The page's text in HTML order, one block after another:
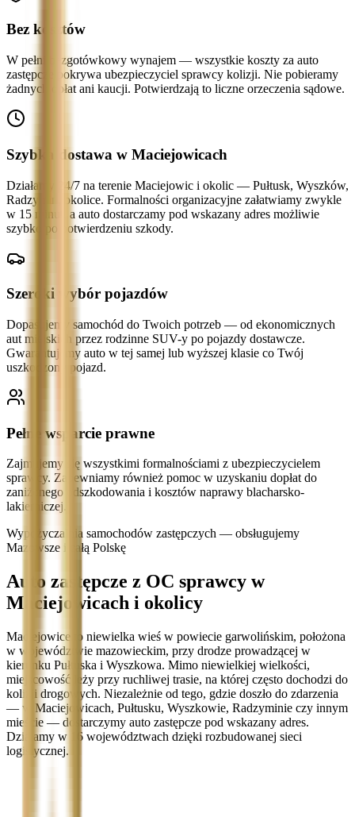
Bez kosztów
W pełni bezgotówkowy wynajem — wszystkie koszty za auto
zastępcze pokrywa ubezpieczyciel sprawcy kolizji. Nie pobieramy
żadnych opłat ani kaucji. Potwierdzają to liczne orzeczenia sądowe.
Szybka dostawa w Maciejowicach
Działamy 24/7 na terenie Maciejowic i okolic — Pułtusk, Wyszków,
Radzymin, okolice. Formalności organizacyjne załatwiamy zwykle
w 15 minut, a auto dostarczamy pod wskazany adres możliwie
szybko po potwierdzeniu szkody.
Szeroki wybór pojazdów
Dopasujemy samochód do Twoich potrzeb — od ekonomicznych
aut miejskich przez rodzinne SUV-y po pojazdy dostawcze.
Gwarantujemy auto w tej samej lub wyższej klasie co Twój
uszkodzony pojazd.
Pełne wsparcie prawne
Zajmujemy się wszystkimi formalnościami z ubezpieczycielem
sprawcy. Zapewniamy również pomoc w uzyskaniu dopłat do
zaniżonego odszkodowania i kosztów naprawy blacharsko-
lakierniczej.
Wypożyczalnia samochodów zastępczych — obsługujemy
Mazowsze i całą Polskę
Auto zastępcze z OC sprawcy w
Maciejowicach i okolicy
Maciejowice to niewielka wieś w powiecie garwolińskim, położona
w województwie mazowieckim, przy drodze prowadzącej w
kierunku Pułtuska i Wyszkowa. Mimo niewielkiej wielkości,
miejscowość leży przy ruchliwej trasie, na której często dochodzi do
kolizji drogowych. Niezależnie od tego, gdzie doszło do zdarzenia
— w Maciejowicach, Pułtusku, Wyszkowie, Radzyminie czy innym
mieście — dostarczymy auto zastępcze pod wskazany adres.
Działamy w 16 województwach dzięki rozbudowanej sieci
logistycznej.